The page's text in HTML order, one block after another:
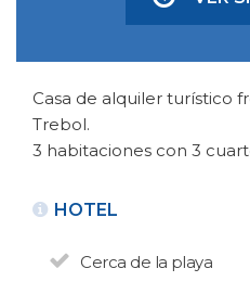
Casa de alquiler turístico
Trebol.
3 habitaciones con 3
HOTEL
Cerca de la playa